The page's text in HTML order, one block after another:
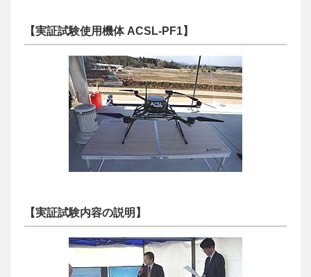
【実証試験使用機体 ACSL-PF1】
【実証試験内容の説明】